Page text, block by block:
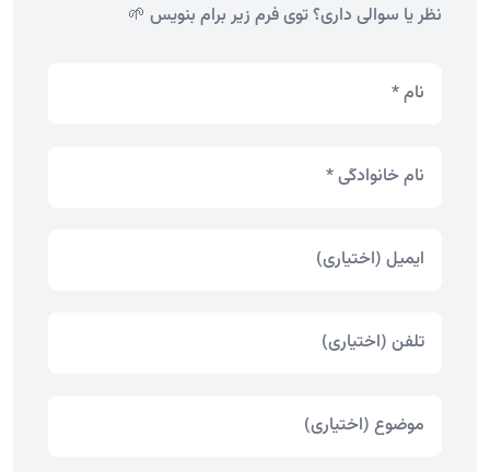
نظر یا سوالی داری؟ توی فرم زیر برام بنویس 🌱